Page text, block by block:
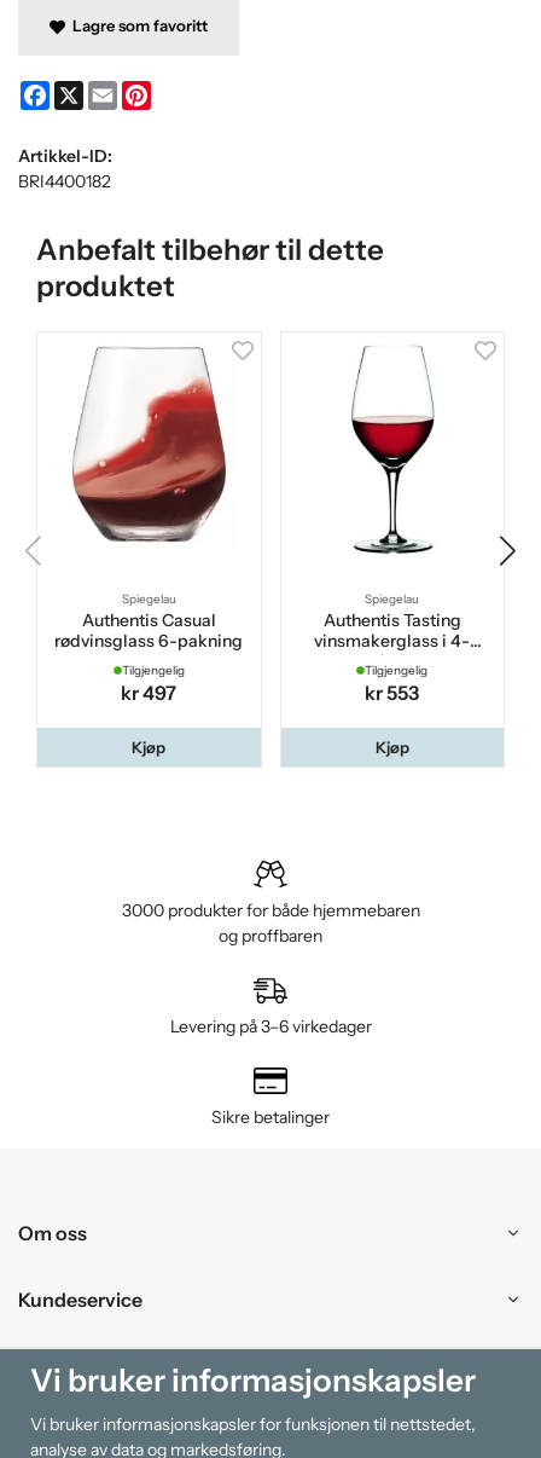
Lagre som favoritt
Facebook
X Email
Artikkel-ID:
BRI4400182
Anbefalt tilbehør til dette
produktet
Spiegelau
Authentis Casual
rødvinsglass 6-pakning
Tilgjengelig
kr 497
Kjøp
Spiegelau
Authentis Tasting
vinsmakerglass i 4-
pakning
Tilgjengelig
kr 553
Kjøp
3000 produkter for både hjemmebaren
og proffbaren
Levering på 3–6 virkedager
Sikre betalinger
Om oss
Kundeservice
Kjøpesenter
Information
Vi bruker informasjonskapsler
Vi bruker informasjonskapsler for funksjonen til nettstedet,
analyse av data og markedsføring.